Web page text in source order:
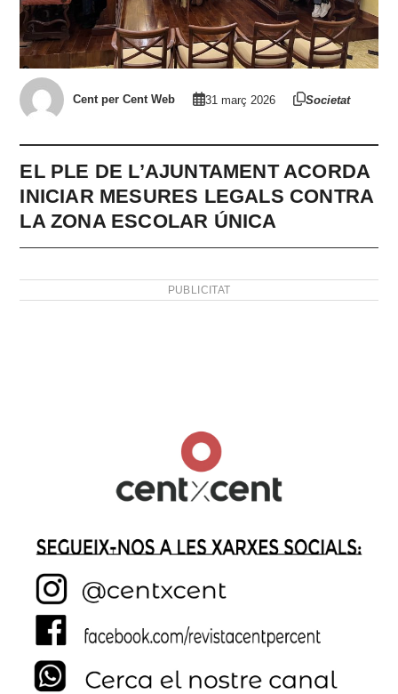
Cent per Cent Web 31 març 2026 Societat
EL PLE DE L’AJUNTAMENT ACORDA
INICIAR MESURES LEGALS CONTRA
LA ZONA ESCOLAR ÚNICA
PUBLICITAT